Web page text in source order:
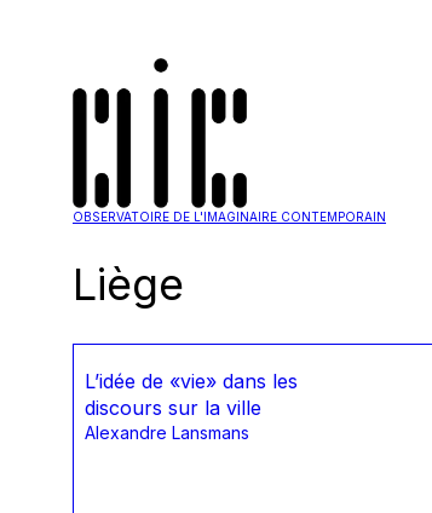
OBSERVATOIRE DE L'IMAGINAIRE CONTEMPORAIN
Liège
L’idée de «vie» dans les
discours sur la ville
Alexandre Lansmans